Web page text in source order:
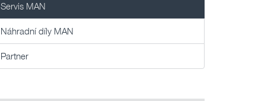
Servis MAN
Náhradní díly MAN
Partner